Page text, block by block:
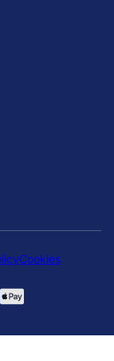
Cookies